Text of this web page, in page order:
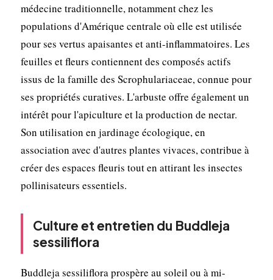
médecine traditionnelle, notamment chez les
populations d'Amérique centrale où elle est utilisée
pour ses vertus apaisantes et anti-inflammatoires. Les
feuilles et fleurs contiennent des composés actifs
issus de la famille des Scrophulariaceae, connue pour
ses propriétés curatives. L'arbuste offre également un
intérêt pour l'apiculture et la production de nectar.
Son utilisation en jardinage écologique, en
association avec d'autres plantes vivaces, contribue à
créer des espaces fleuris tout en attirant les insectes
pollinisateurs essentiels.
Culture et entretien du Buddleja
sessiliflora
Buddleja sessiliflora prospère au soleil ou à mi-